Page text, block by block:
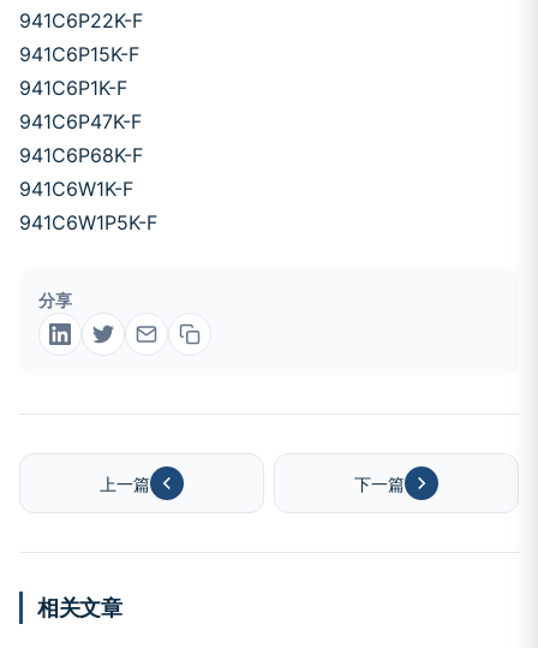
941C6P22K-F
941C6P15K-F
941C6P1K-F
941C6P47K-F
941C6P68K-F
941C6W1K-F
941C6W1P5K-F
分享
上一篇 下一篇
相关文章